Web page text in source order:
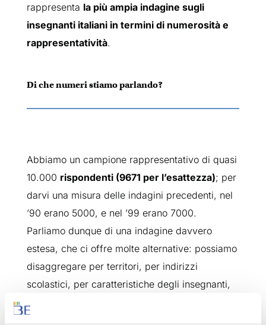
rappresenta la più ampia indagine sugli
insegnanti italiani in termini di numerosità e
rappresentatività.
Di che numeri stiamo parlando?
Abbiamo un campione rappresentativo di quasi
10.000 rispondenti (9671 per l’esattezza); per
darvi una misura delle indagini precedenti, nel
’90 erano 5000, e nel ’99 erano 7000.
Parliamo dunque di una indagine davvero
estesa, che ci offre molte alternative: possiamo
disaggregare per territori, per indirizzi
scolastici, per caratteristiche degli insegnanti,